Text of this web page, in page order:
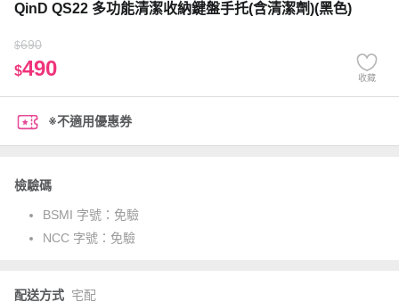
QinD QS22 多功能清潔收納鍵盤手托(含清潔劑)(黑色)
$690
$490 收藏
※不適用優惠券
檢驗碼
BSMI 字號： 免驗
NCC 字號： 免驗
配送方式 宅配